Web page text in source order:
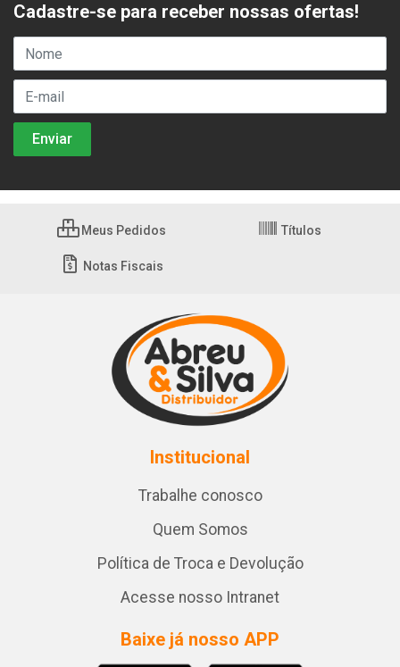
Cadastre-se para receber nossas ofertas!
Meus Pedidos Títulos
Notas Fiscais
Institucional
Trabalhe conosco
Quem Somos
Política de Troca e Devolução
Acesse nosso Intranet
Baixe já nosso APP